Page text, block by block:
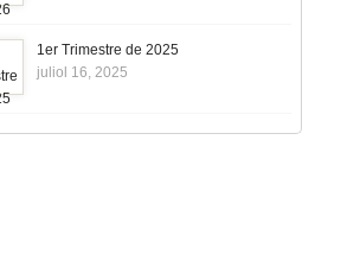
1er Trimestre de 2025
juliol 16, 2025